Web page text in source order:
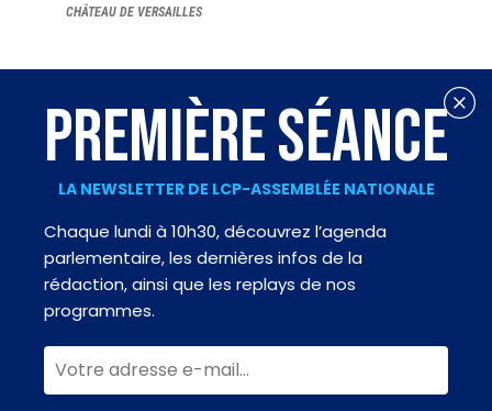
CHÂTEAU DE VERSAILLES
PREMIÈRE SÉANCE
LA NEWSLETTER DE LCP-ASSEMBLÉE NATIONALE
Chaque lundi à 10h30, découvrez l’agenda
parlementaire, les dernières infos de la
rédaction, ainsi que les replays de nos
programmes.